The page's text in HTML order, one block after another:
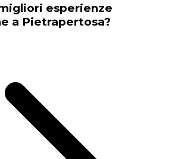
esperienze
a Pietrapertosa?